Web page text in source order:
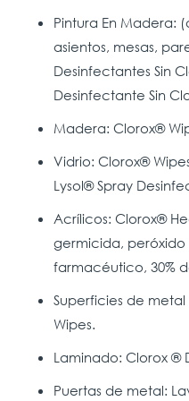
Pintura En Madera:
asientos, mesas,
Desinfectantes Sin
Desinfectante Sin
Madera: Clorox®
Vidrio: Clorox®
Lysol® Spray
Acrílicos: Clorox®
germicida,
farmacéutico, 30%
Superficies de
Wipes.
Laminado: Clorox ®
Puertas de metal: